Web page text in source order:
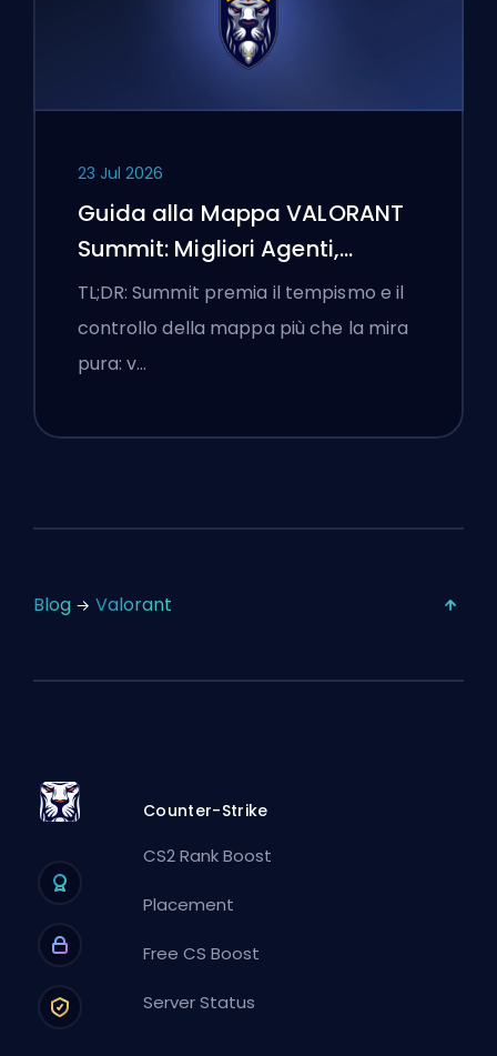
23 Jul 2026
Guida alla Mappa VALORANT
Summit: Migliori Agenti,
Chiamate e Fumogeni
TL;DR: Summit premia il tempismo e il
controllo della mappa più che la mira
pura: v…
Blog Valorant
Counter-Strike
CS2 Rank Boost
Placement
Free CS Boost
Server Status